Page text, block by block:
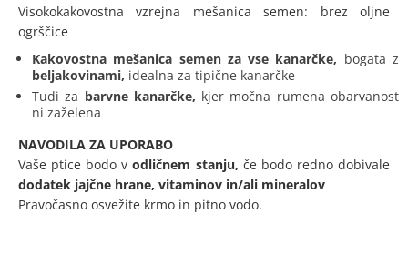
Visokokakovostna vzrejna mešanica semen: brez oljne
ogrščice
Kakovostna mešanica semen za vse kanarčke, bogata z
beljakovinami, idealna za tipične kanarčke
Tudi za barvne kanarčke, kjer močna rumena obarvanost
ni zaželena
NAVODILA ZA UPORABO
Vaše ptice bodo vodličnem stanju, če bodo redno dobivale
dodatek jajčne hrane, vitaminov in/ali mineralov
Pravočasno osvežite krmo in pitno vodo.